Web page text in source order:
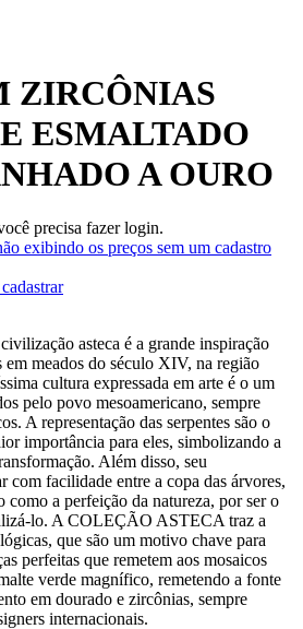
ZIRCÔNIAS
ESMALTADO
A OURO
precisa fazer login.
exibindo os preços sem um cadastro
asteca é a grande inspiração
em meados do século XIV, na região
cultura expressada em arte é o um
pelo povo mesoamericano, sempre
A representação das serpentes são o
importância para eles, simbolizando a
Além disso, seu
com facilidade entre a copa das árvores,
como a perfeição da natureza, por ser o
lo. A COLEÇÃO ASTECA traz a
que são um motivo chave para
perfeitas que remetem aos mosaicos
verde magnífico, remetendo a fonte
em dourado e zircônias, sempre
internacionais.